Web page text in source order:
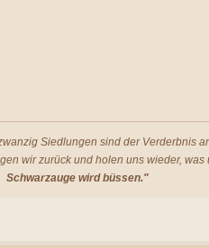
Siedlungen sind der Verderbnis
wir zurück und holen uns wieder, was
Schwarzauge wird büssen."